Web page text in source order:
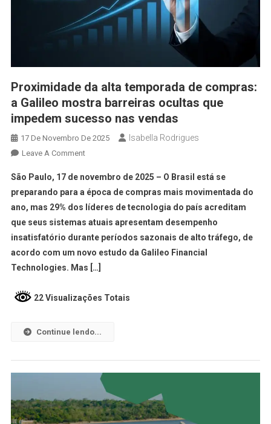
Proximidade da alta temporada de compras:
a Galileo mostra barreiras ocultas que
impedem sucesso nas vendas
17 De Novembro De 2025 Isabella Rodrigues
Leave A Comment
São Paulo, 17 de novembro de 2025 – O Brasil está se
preparando para a época de compras mais movimentada do
ano, mas 29% dos líderes de tecnologia do país acreditam
que seus sistemas atuais apresentam desempenho
insatisfatório durante períodos sazonais de alto tráfego, de
acordo com um novo estudo da Galileo Financial
Technologies. Mas […]
22 Visualizações Totais
Continue lendo...